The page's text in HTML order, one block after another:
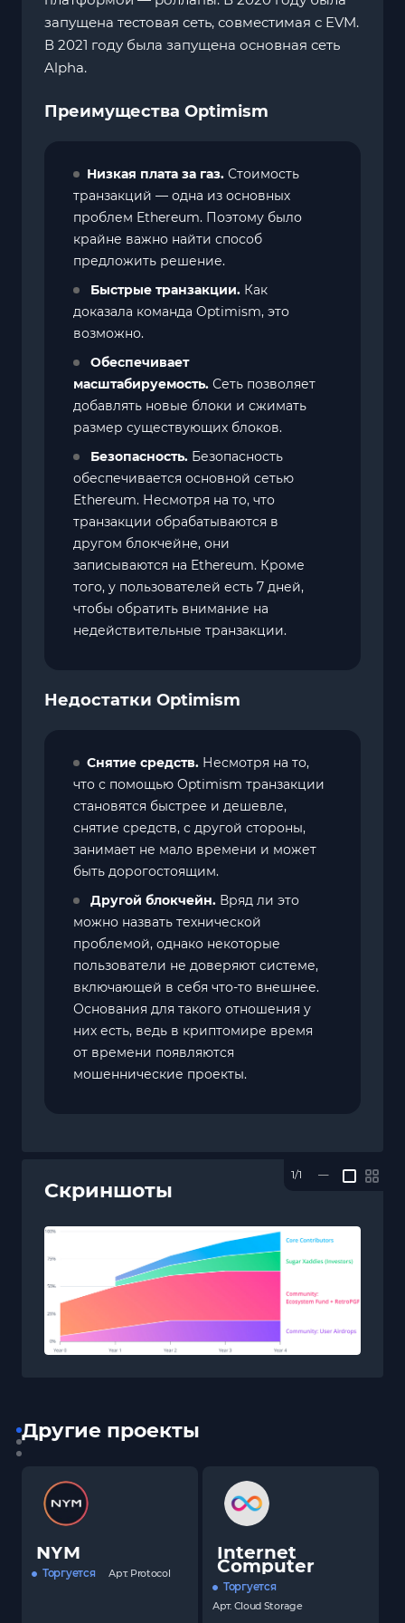
запущена тестовая сеть, совместимая с EVM.
В 2021 году была запущена основная сеть
Alpha.
Преимущества Optimism
Низкая плата за газ. Стоимость
транзакций — одна из основных
проблем Ethereum. Поэтому было
крайне важно найти способ
предложить решение.
Быстрые транзакции. Как
доказала команда Optimism, это
возможно.
Обеспечивает
масштабируемость. Сеть позволяет
добавлять новые блоки и сжимать
размер существующих блоков.
Безопасность. Безопасность
обеспечивается основной сетью
Ethereum. Несмотря на то, что
транзакции обрабатываются в
другом блокчейне, они
записываются на Ethereum. Кроме
того, у пользователей есть 7 дней,
чтобы обратить внимание на
недействительные транзакции.
Недостатки Optimism
Снятие средств. Несмотря на то,
что с помощью Optimism транзакции
становятся быстрее и дешевле,
снятие средств, с другой стороны,
занимает не мало времени и может
быть дорогостоящим.
Другой блокчейн. Вряд ли это
можно назвать технической
проблемой, однако некоторые
пользователи не доверяют системе,
включающей в себя что-то внешнее.
Основания для такого отношения у
них есть, ведь в криптомире время
от времени появляются
мошеннические проекты.
Скриншоты
1/1 —
Другие проекты
NYM
Торгуется Арт. Protocol
Internet
Computer
Торгуется
Арт. Cloud Storage